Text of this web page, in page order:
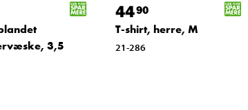
3,5
4490
T-shirt, herre, M
21-286